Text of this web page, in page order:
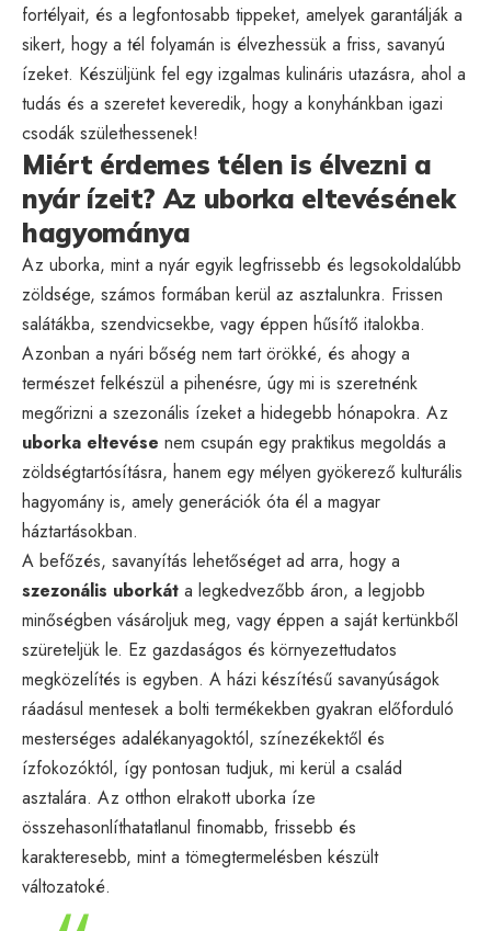
fortélyait, és a legfontosabb tippeket, amelyek garantálják a
sikert, hogy a tél folyamán is élvezhessük a friss, savanyú
ízeket. Készüljünk fel egy izgalmas kulináris utazásra, ahol a
tudás és a szeretet keveredik, hogy a konyhánkban igazi
csodák születhessenek!
Miért érdemes télen is élvezni a
nyár ízeit? Az uborka eltevésének
hagyománya
Az uborka, mint a nyár egyik legfrissebb és legsokoldalúbb
zöldsége, számos formában kerül az asztalunkra. Frissen
salátákba, szendvicsekbe, vagy éppen hűsítő italokba.
Azonban a nyári bőség nem tart örökké, és ahogy a
természet felkészül a pihenésre, úgy mi is szeretnénk
megőrizni a szezonális ízeket a hidegebb hónapokra. Az
uborka eltevése nem csupán egy praktikus megoldás a
zöldségtartósításra, hanem egy mélyen gyökerező kulturális
hagyomány is, amely generációk óta él a magyar
háztartásokban.
A befőzés, savanyítás lehetőséget ad arra, hogy a
szezonális uborkát a legkedvezőbb áron, a legjobb
minőségben vásároljuk meg, vagy éppen a saját kertünkből
szüreteljük le. Ez gazdaságos és környezettudatos
megközelítés is egyben. A házi készítésű savanyúságok
ráadásul mentesek a bolti termékekben gyakran előforduló
mesterséges adalékanyagoktól, színezékektől és
ízfokozóktól, így pontosan tudjuk, mi kerül a család
asztalára. Az otthon elrakott uborka íze
összehasonlíthatatlanul finomabb, frissebb és
karakteresebb, mint a tömegtermelésben készült
változatoké.